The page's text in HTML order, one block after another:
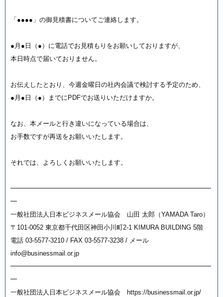
「●●●●」の御見積書についてご連絡します。
●月●日（●）に電話でお見積もりをお願いしておりますが、
本日時点で届いておりません。
お伝えしたとおり、今週金曜日の社内会議で検討する予定のため、
●月●日（●）までにPDFでお送りいただけますか。
なお、本メールと行き違いになっている場合は、
お手数ですが再送をお願いいたします。
それでは、よろしくお願いいたします。
━━━━━━━━━━━━━━━━━━━━━━━━━━━━━━━
━
一般社団法人日本ビジネスメール協会 山田 太郎（YAMADA Taro）
〒101-0052 東京都千代田区神田小川町2-1 KIMURA BUILDING 5階
電話 03-5577-3210 / FAX 03-5577-3238 / メール
info@businessmail.or.jp
━━━━━━━━━━━━━━━━━━━━━━━━━━━━━━━
━
一般社団法人日本ビジネスメール協会 https://businessmail.or.jp/